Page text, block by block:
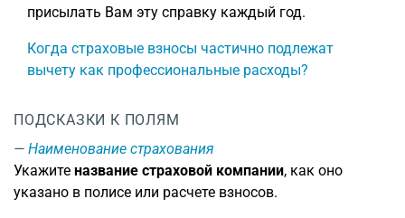
присылать Вам эту справку каждый год.
Когда страховые взносы частично подлежат
вычету как профессиональные расходы?
ПОДСКАЗКИ К ПОЛЯМ
Наименование страхования
Укажите название страховой компании, как оно
указано в полисе или расчете взносов.